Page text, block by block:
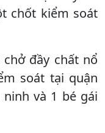
chốt kiểm soát
đầy chất nổ
soát tại quận
ninh và 1 bé gái